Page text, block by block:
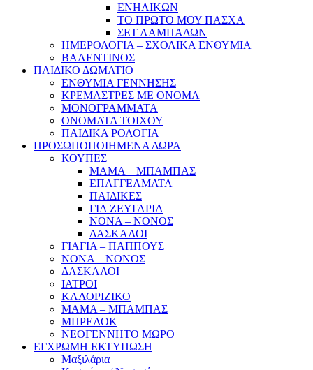
ΕΝΗΛΙΚΩΝ
ΤΟ ΠΡΩΤΟ ΜΟΥ ΠΑΣΧΑ
ΣΕΤ ΛΑΜΠΑΔΩΝ
ΗΜΕΡΟΛΟΓΙΑ – ΣΧΟΛΙΚΑ ΕΝΘΥΜΙΑ
ΒΑΛΕΝΤΙΝΟΣ
ΠΑΙΔΙΚΟ ΔΩΜΑΤΙΟ
ΕΝΘΥΜΙΑ ΓΕΝΝΗΣΗΣ
ΚΡΕΜΑΣΤΡΕΣ ΜΕ ΟΝΟΜΑ
ΜΟΝΟΓΡΑΜΜΑΤΑ
ΟΝΟΜΑΤΑ ΤΟΙΧΟΥ
ΠΑΙΔΙΚΑ ΡΟΛΟΓΙΑ
ΠΡΟΣΩΠΟΠΟΙΗΜΕΝΑ ΔΩΡΑ
ΚΟΥΠΕΣ
ΜΑΜΑ – ΜΠΑΜΠΑΣ
ΕΠΑΓΓΕΛΜΑΤΑ
ΠΑΙΔΙΚΕΣ
ΓΙΑ ΖΕΥΓΑΡΙΑ
ΝΟΝΑ – ΝΟΝΟΣ
ΔΑΣΚΑΛΟΙ
ΓΙΑΓΙΑ – ΠΑΠΠΟΥΣ
ΝΟΝΑ – ΝΟΝΟΣ
ΔΑΣΚΑΛΟΙ
ΙΑΤΡΟΙ
ΚΑΛΟΡΙΖΙΚΟ
ΜΑΜΑ – ΜΠΑΜΠΑΣ
ΜΠΡΕΛΟΚ
ΝΕΟΓΕΝΝΗΤΟ ΜΩΡΟ
ΕΓΧΡΩΜΗ ΕΚΤΥΠΩΣΗ
Μαξιλάρια